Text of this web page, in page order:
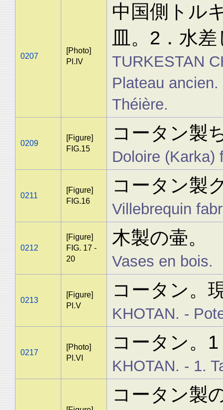
0207
[Photo]
Pl.IV
中国側トル
皿。2．水
TURKESTAN
Plateau
Théière.
0209
[Figure]
FIG.15
コータン製
Doloire (Karka)
0211
[Figure]
FIG.16
コータン製
Villebrequin
0212
[Figure]
FIG. 17 -
20
木製の壷。
Vases en bois.
0213
[Figure]
Pl.V
コータン。
KHOTAN. -
0217
[Photo]
Pl.VI
コータン。
KHOTAN. - 1.
コータン製